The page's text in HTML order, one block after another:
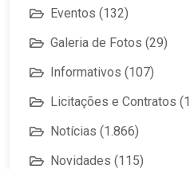
Eventos (132)
Galeria de Fotos (29)
Informativos (107)
Licitações e Contratos
Notícias (1.866)
Novidades (115)